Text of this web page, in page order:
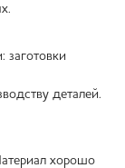
заготовки
деталей.
хорошо